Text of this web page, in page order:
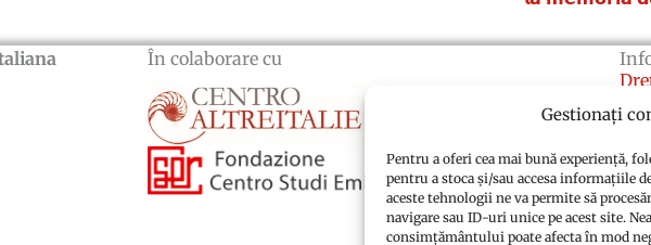
Gestionați
Pentru a oferi cea mai bună experiență,
pentru a stoca și/sau accesa informațiile
aceste tehnologii ne va permite să
navigare sau ID-uri unice pe acest site.
consimțământului poate afecta în mod
În colaborare cu